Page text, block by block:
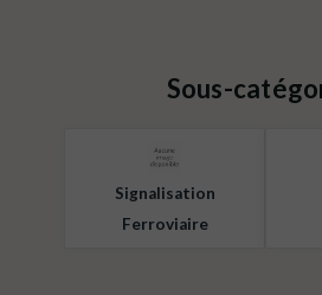
Sous-
Signalisation
Ferroviaire